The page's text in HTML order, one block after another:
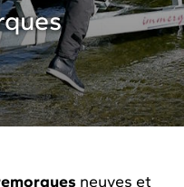
neuves et